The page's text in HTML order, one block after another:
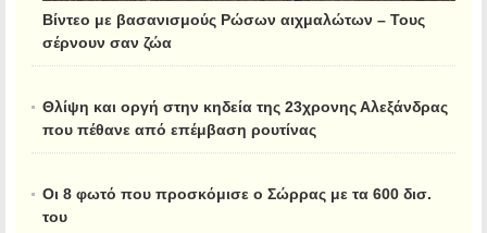
Βίντεο με βασανισμούς Ρώσων αιχμαλώτων – Τους
σέρνουν σαν ζώα
Θλίψη και οργή στην κηδεία της 23χρονης Αλεξάνδρας
που πέθανε από επέμβαση ρουτίνας
Οι 8 φωτό που προσκόμισε ο Σώρρας με τα 600 δισ.
του